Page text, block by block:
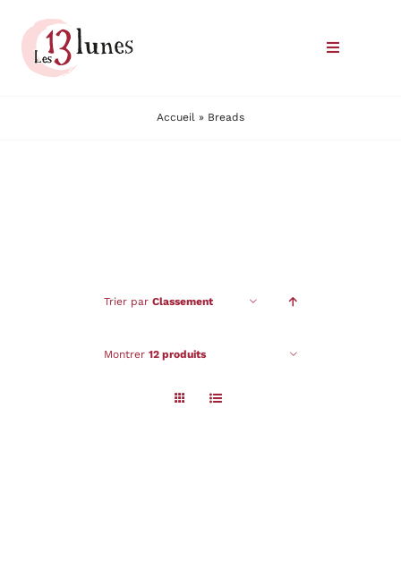
contenu
Toggle
Accueil » Breads
Trier par Classement
Montrer 12 produits